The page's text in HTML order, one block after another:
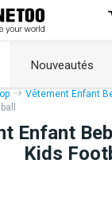
Nouveautés
Vêtement Enfant
Enfant
Kids